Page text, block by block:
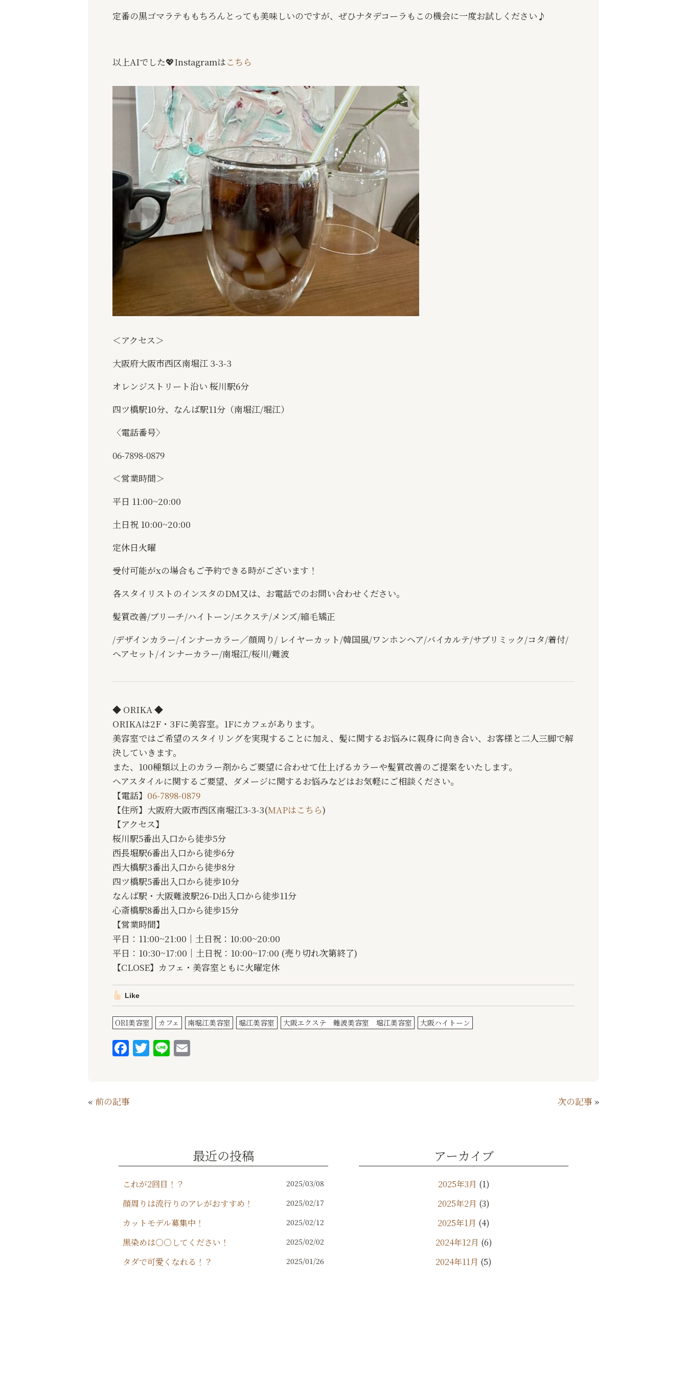
定番の黒ゴマラテももちろんとっても美味しいのですが、ぜひナタデコーラもこの機会に一度お試しください♪
以上AIでした💖Instagramはこちら
＜アクセス＞
大阪府大阪市西区南堀江 3-3-3
オレンジストリート沿い 桜川駅6分
四ツ橋駅10分、なんば駅11分（南堀江/堀江）
〈電話番号〉
06-7898-0879
＜営業時間＞
平日 11:00~20:00
土日祝 10:00~20:00
定休日火曜
受付可能がxの場合もご予約できる時がございます！
各スタイリストのインスタのDM又は、お電話でのお問い合わせください。
髪質改善/ブリーチ/ハイトーン/エクステ/メンズ/縮毛矯正
/デザインカラー/インナーカラー／顔周り/ レイヤーカット/韓国風/ワンホンヘア/バイカルテ/サブリミック/コタ/着付/
ヘアセット/インナーカラー/南堀江/桜川/難波
◆ ORIKA ◆
ORIKAは2F・3Fに美容室。1Fにカフェがあります。
美容室ではご希望のスタイリングを実現することに加え、髪に関するお悩みに親身に向き合い、お客様と二人三脚で解
決していきます。
また、100種類以上のカラー剤からご要望に合わせて仕上げるカラーや髪質改善のご提案をいたします。
ヘアスタイルに関するご要望、ダメージに関するお悩みなどはお気軽にご相談ください。
【電話】 06-7898-0879
【住所】大阪府大阪市西区南堀江3-3-3(MAPはこちら)
【アクセス】
桜川駅5番出入口から徒歩5分
西長堀駅6番出入口から徒歩6分
西大橋駅3番出入口から徒歩8分
四ツ橋駅5番出入口から徒歩10分
なんば駅・大阪難波駅26-D出入口から徒歩11分
心斎橋駅8番出入口から徒歩15分
【営業時間】
平日：11:00~21:00｜土日祝：10:00~20:00
平日：10:30~17:00｜土日祝：10:00~17:00 (売り切れ次第終了)
【CLOSE】カフェ・美容室ともに火曜定休
Like
ORI美容室 カフェ 南堀江美容室 堀江美容室 大阪エクステ 難波美容室 堀江美容室 大阪ハイトーン
F
e
k
T Li
« 前の記事 次の記事»
最近の投稿
これが2回目！？ 2025/03/08
顔周りは流行りのアレがおすすめ！ 2025/02/17
カットモデル募集中！ 2025/02/12
黒染めは○○してください！ 2025/02/02
タダで可愛くなれる！？ 2025/01/26
アーカイブ
2025年3月 (1)
2025年2月 (3)
2025年1月 (4)
2024年12月 (6)
2024年11月 (5)